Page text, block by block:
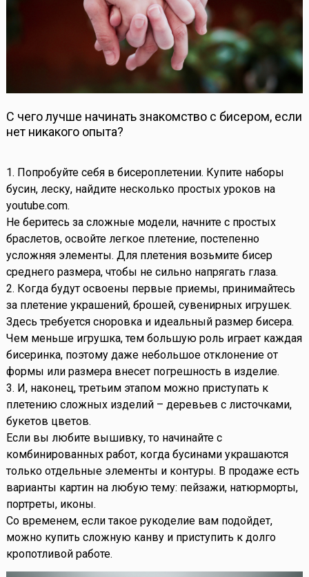
С чего лучше начинать знакомство с бисером, если
нет никакого опыта?
1. Попробуйте себя в бисероплетении. Купите наборы
бусин, леску, найдите несколько простых уроков на
youtube.com.
Не беритесь за сложные модели, начните с простых
браслетов, освойте легкое плетение, постепенно
усложняя элементы. Для плетения возьмите бисер
среднего размера, чтобы не сильно напрягать глаза.
2. Когда будут освоены первые приемы, принимайтесь
за плетение украшений, брошей, сувенирных игрушек.
Здесь требуется сноровка и идеальный размер бисера.
Чем меньше игрушка, тем большую роль играет каждая
бисеринка, поэтому даже небольшое отклонение от
формы или размера внесет погрешность в изделие.
3. И, наконец, третьим этапом можно приступать к
плетению сложных изделий – деревьев с листочками,
букетов цветов.
Если вы любите вышивку, то начинайте с
комбинированных работ, когда бусинами украшаются
только отдельные элементы и контуры. В продаже есть
варианты картин на любую тему: пейзажи, натюрморты,
портреты, иконы.
Со временем, если такое рукоделие вам подойдет,
можно купить сложную канву и приступить к долго
кропотливой работе.